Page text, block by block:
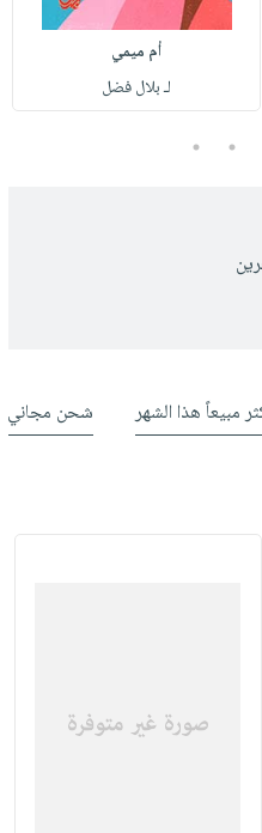
أم ميمي
لـ بلال فضل
4
5
مبيعاً هذا الشهر شحن مجاني